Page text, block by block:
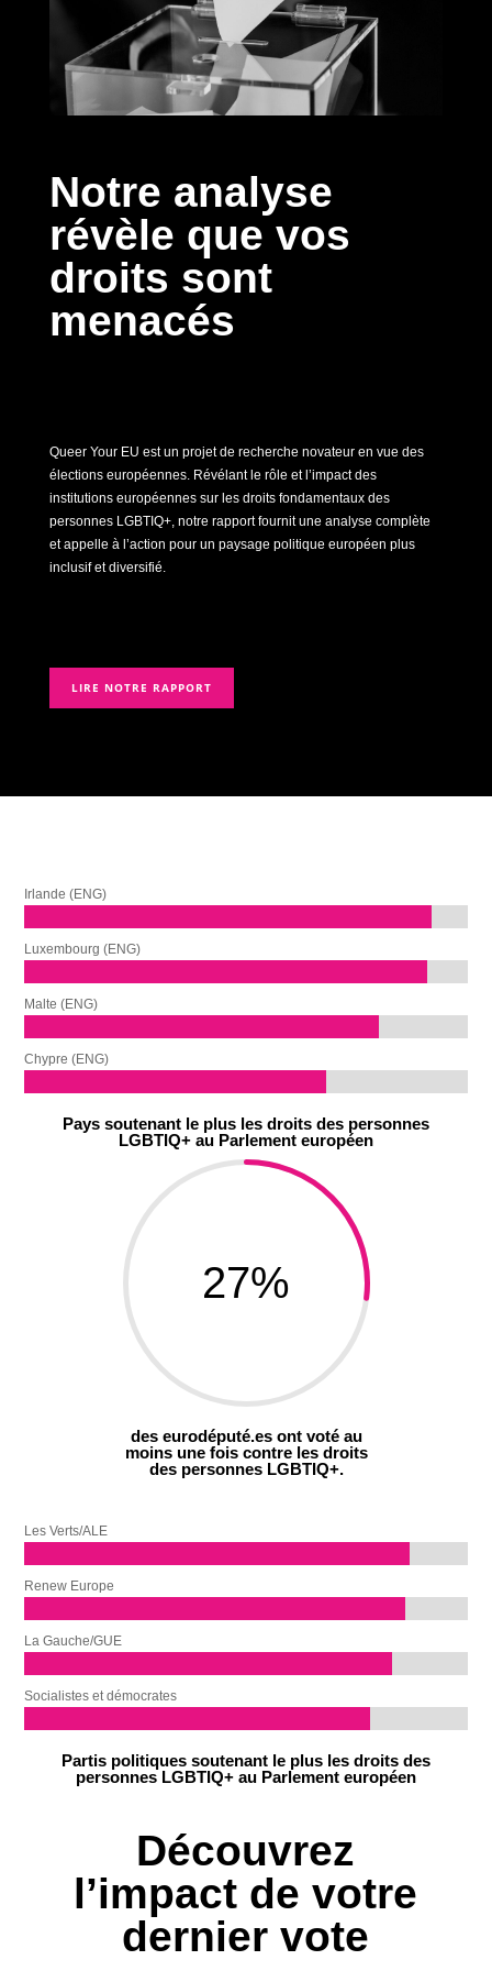
Notre analyse
révèle que vos
droits sont
menacés
Queer Your EU est un projet de recherche novateur en vue des
élections européennes. Révélant le rôle et l’impact des
institutions européennes sur les droits fondamentaux des
personnes LGBTIQ+, notre rapport fournit une analyse complète
et appelle à l’action pour un paysage politique européen plus
inclusif et diversifié.
LIRE NOTRE RAPPORT
Irlande (ENG)
Luxembourg (ENG)
Malte (ENG)
Chypre (ENG)
Pays soutenant le plus les droits des personnes
LGBTIQ+ au Parlement européen
27%
des eurodéputé.es ont voté au
moins une fois contre les droits
des personnes LGBTIQ+.
Les Verts/ALE
Renew Europe
La Gauche/GUE
Socialistes et démocrates
Partis politiques soutenant le plus les droits des
personnes LGBTIQ+ au Parlement européen
Découvrez
l’impact de votre
dernier vote